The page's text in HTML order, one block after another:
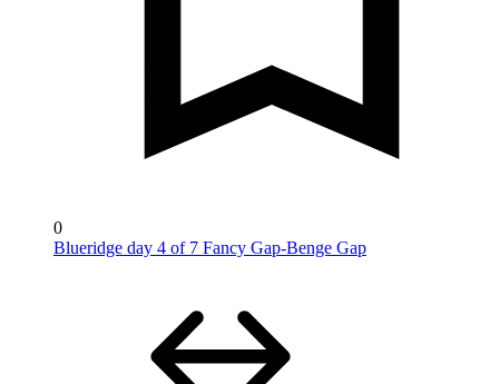
0
Blueridge day 4 of 7 Fancy Gap-Benge Gap